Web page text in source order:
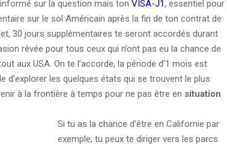
sur la question mais ton VISA-J1, essentiel pour
sur le sol Américain après la fin de ton contrat de
30 jours supplémentaires te seront accordés durant
rêvée pour tous ceux qui n’ont pas eu la chance de
aux USA. On te l’accorde, la période d’1 mois est
d’explorer les quelques états qui se trouvent le plus
à la frontière à temps pour ne pas être en situation
Si tu as la chance d’être en Californie par
exemple, tu peux te diriger vers les parcs